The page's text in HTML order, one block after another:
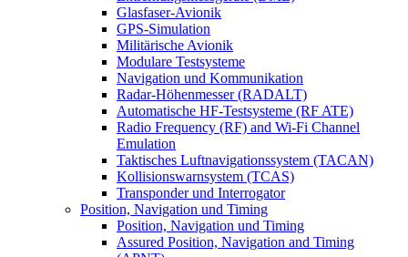
Glasfaser-Avionik
GPS-Simulation
Militärische Avionik
Modulare Testsysteme
Navigation und Kommunikation
Radar-Höhenmesser (RADALT)
Automatische HF-Testsysteme (RF ATE)
Radio Frequency (RF) and Wi-Fi Channel
Emulation
Taktisches Luftnavigationssystem (TACAN)
Kollisionswarnsystem (TCAS)
Transponder und Interrogator
Position, Navigation und Timing
Position, Navigation und Timing
Assured Position, Navigation and Timing